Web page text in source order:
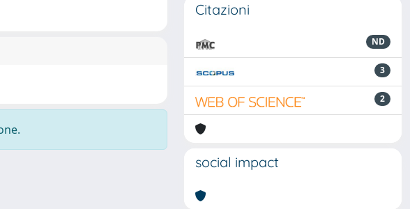
Citazioni
ND
3
2
social impact